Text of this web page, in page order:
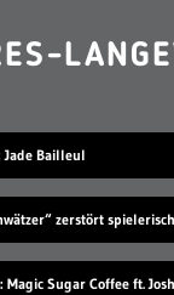
Jade Bailleul